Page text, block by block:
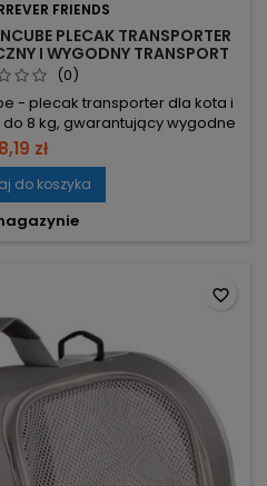
FRIENDS
PLECAK TRANSPORTER
I WYGODNY TRANSPORT
(0)
- plecak transporter dla kota i
8 kg, gwarantujący wygodne
pupila. Wymiary 30×28×40 cm –
stabilne, sztywne wnętrze.
kotów, psów, królików i innych
odporne na drapanie,
zł
do koszyka
favorite_border